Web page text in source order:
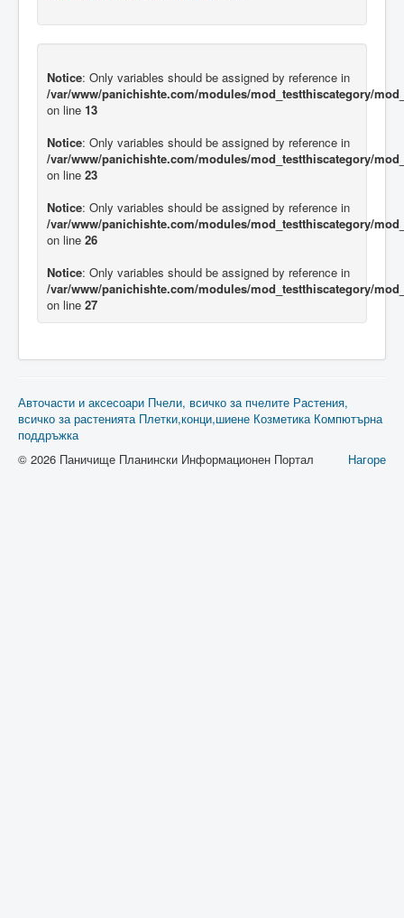
Notice: Only variables should be assigned by reference in
/var/www/panichishte.com/modules/mod_testthiscategory/
on line 13
Notice: Only variables should be assigned by reference in
/var/www/panichishte.com/modules/mod_testthiscategory/
on line 23
Notice: Only variables should be assigned by reference in
/var/www/panichishte.com/modules/mod_testthiscategory/
on line 26
Notice: Only variables should be assigned by reference in
/var/www/panichishte.com/modules/mod_testthiscategory/
on line 27
Авточасти и аксесоари Пчели, всичко за пчелите Растения,
всичко за растенията Плетки,конци,шиене Козметика Компютърна
поддръжка
Нагоре
© 2026 Паничище Планински Информационен Портал